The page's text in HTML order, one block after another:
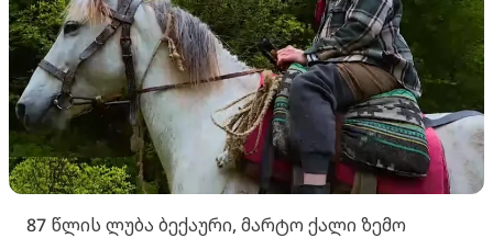
87 წლის ლუბა ბექაური, მარტო ქალი ზემო